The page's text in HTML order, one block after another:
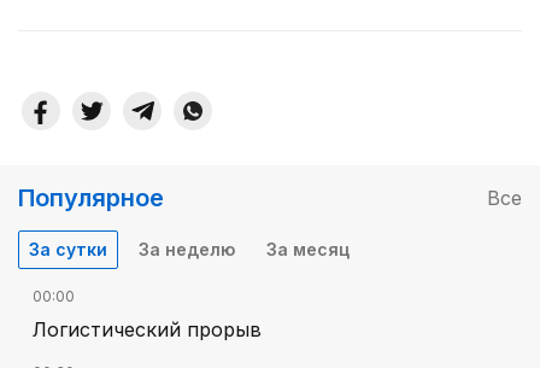
Популярное Все
За сутки За неделю За месяц
00:00
Логистический прорыв